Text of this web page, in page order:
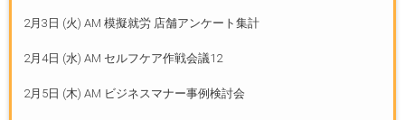
2月3日 (火) AM 模擬就労 店舗アンケート集計
2月4日 (水) AM セルフケア作戦会議12
2月5日 (木) AM ビジネスマナー事例検討会